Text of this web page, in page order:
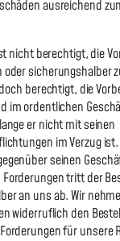
ausreichend
nicht berechtigt, die
sicherungshalber
berechtigt, die
im ordentlichen
er nicht mit seinen
im Verzug
seinen
tritt der
an uns ab. Wir
widerruflich den
für unsere